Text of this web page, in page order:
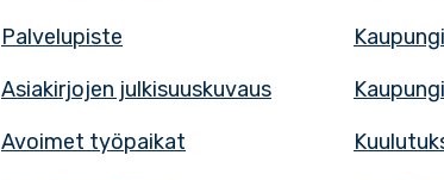
Palvelupiste
Asiakirjojen julkisuuskuvaus
Avoimet työpaikat